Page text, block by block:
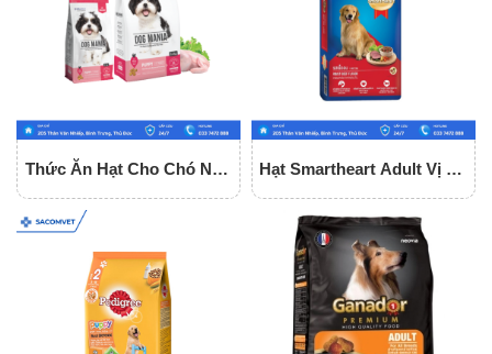
Thức Ăn Hạt Cho Chó Nhỏ
Hạt Smartheart Adult Vị Bò